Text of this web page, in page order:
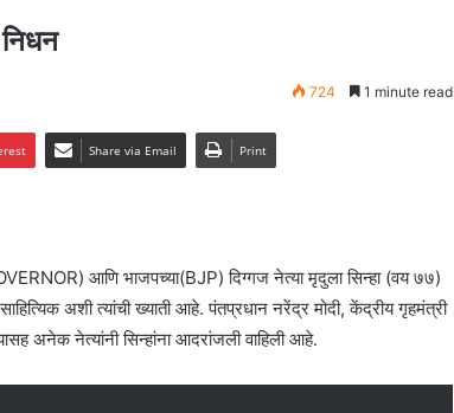
निधन
724 1 minute read
Share via Email Print
आणि भाजपच्या(BJP) दिग्गज नेत्या मृदुला सिन्हा (वय ७७)
अशी त्यांची ख्याती आहे. पंतप्रधान नरेंद्र मोदी, केंद्रीय गृहमंत्री
अनेक नेत्यांनी सिन्हांना आदरांजली वाहिली आहे.